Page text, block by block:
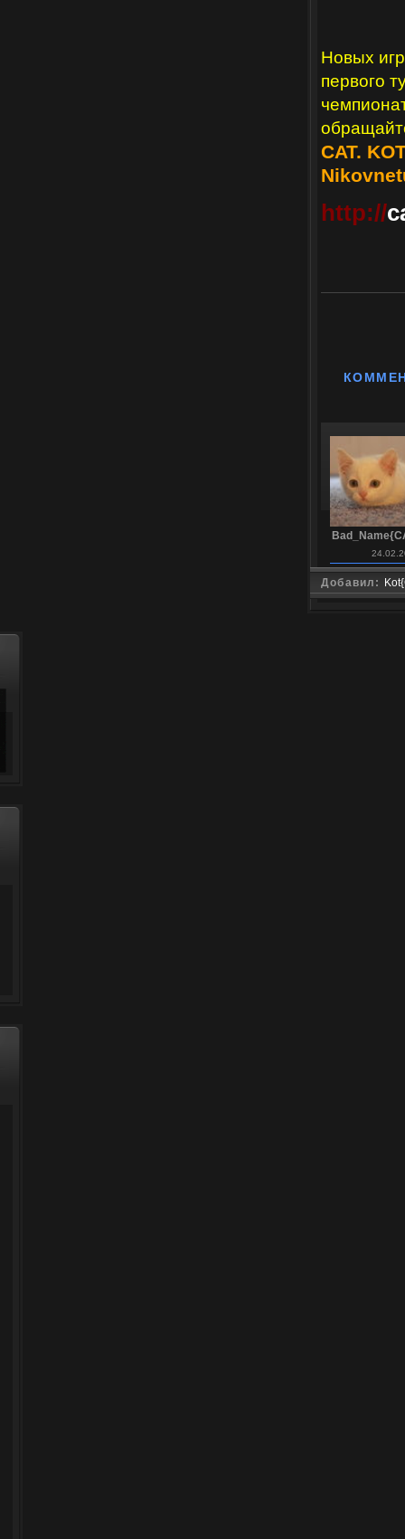
Новых
первого
CAT.
http://
Добавил: